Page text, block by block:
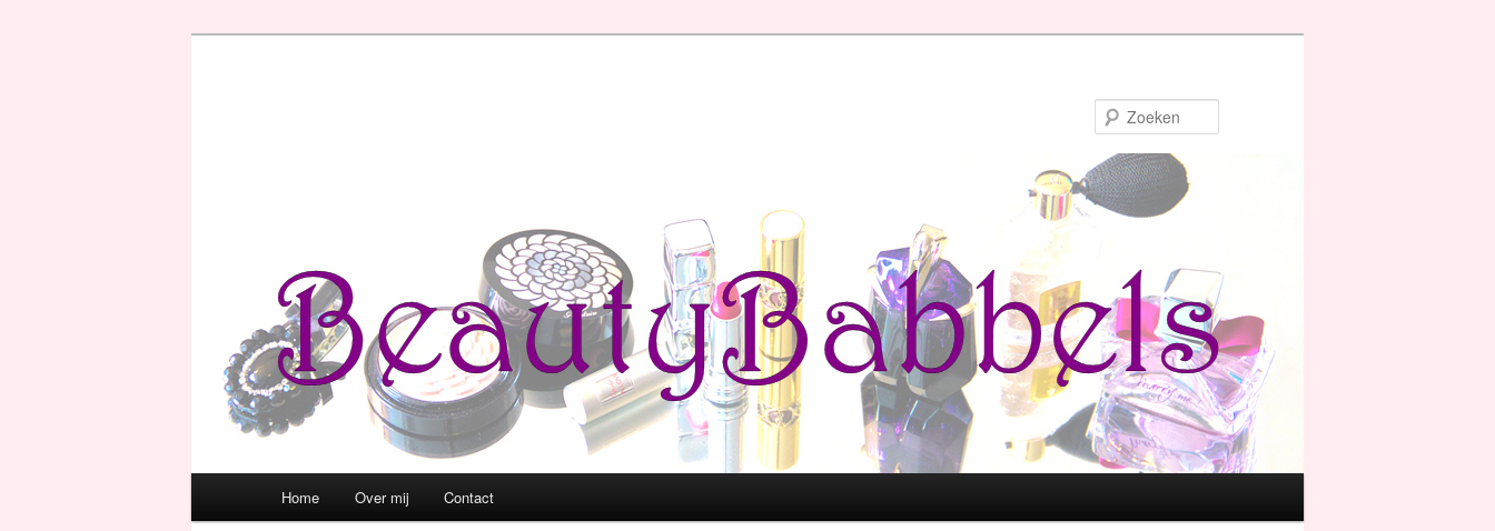
Spring naar de primaire inhoud
Spring naar de secundaire inhoud
Home Over mij Contact